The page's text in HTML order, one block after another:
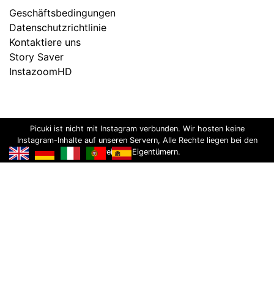
Geschäftsbedingungen
Datenschutzrichtlinie
Kontaktiere uns
Story Saver
InstazoomHD
Picuki ist nicht mit Instagram verbunden. Wir hosten keine
Instagram-Inhalte auf unseren Servern, Alle Rechte liegen bei den
jeweiligen Eigentümern.